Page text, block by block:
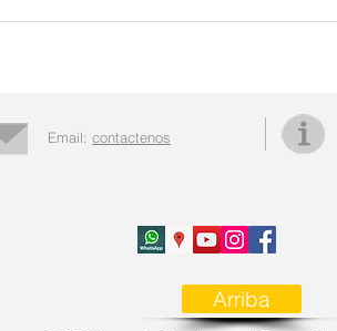
Email: contactenos
Arriba